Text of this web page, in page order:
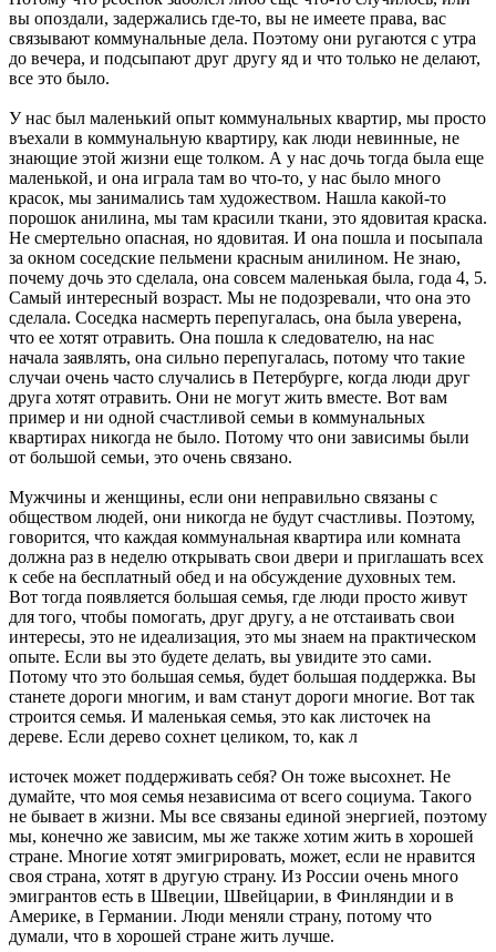
вы опоздали, задержались где-то, вы не имеете права, вас
связывают коммунальные дела. Поэтому они ругаются с утра
до вечера, и подсыпают друг другу яд и что только не делают,
все это было.
У нас был маленький опыт коммунальных квартир, мы просто
въехали в коммунальную квартиру, как люди невинные, не
знающие этой жизни еще толком. А у нас дочь тогда была еще
маленькой, и она играла там во что-то, у нас было много
красок, мы занимались там художеством. Нашла какой-то
порошок анилина, мы там красили ткани, это ядовитая краска.
Не смертельно опасная, но ядовитая. И она пошла и посыпала
за окном соседские пельмени красным анилином. Не знаю,
почему дочь это сделала, она совсем маленькая была, года 4, 5.
Самый интересный возраст. Мы не подозревали, что она это
сделала. Соседка насмерть перепугалась, она была уверена,
что ее хотят отравить. Она пошла к следователю, на нас
начала заявлять, она сильно перепугалась, потому что такие
случаи очень часто случались в Петербурге, когда люди друг
друга хотят отравить. Они не могут жить вместе. Вот вам
пример и ни одной счастливой семьи в коммунальных
квартирах никогда не было. Потому что они зависимы были
от большой семьи, это очень связано.
Мужчины и женщины, если они неправильно связаны с
обществом людей, они никогда не будут счастливы. Поэтому,
говорится, что каждая коммунальная квартира или комната
должна раз в неделю открывать свои двери и приглашать всех
к себе на бесплатный обед и на обсуждение духовных тем.
Вот тогда появляется большая семья, где люди просто живут
для того, чтобы помогать, друг другу, а не отстаивать свои
интересы, это не идеализация, это мы знаем на практическом
опыте. Если вы это будете делать, вы увидите это сами.
Потому что это большая семья, будет большая поддержка. Вы
станете дороги многим, и вам станут дороги многие. Вот так
строится семья. И маленькая семья, это как листочек на
дереве. Если дерево сохнет целиком, то, как л
источек может поддерживать себя? Он тоже высохнет. Не
думайте, что моя семья независима от всего социума. Такого
не бывает в жизни. Мы все связаны единой энергией, поэтому
мы, конечно же зависим, мы же также хотим жить в хорошей
стране. Многие хотят эмигрировать, может, если не нравится
своя страна, хотят в другую страну. Из России очень много
эмигрантов есть в Швеции, Швейцарии, в Финляндии и в
Америке, в Германии. Люди меняли страну, потому что
думали, что в хорошей стране жить лучше.